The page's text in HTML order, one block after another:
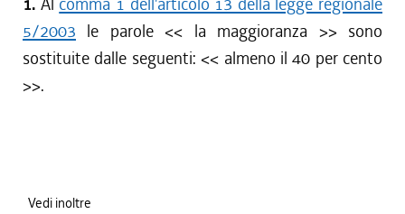
5/2003 le parole << la maggioranza >> sono
sostituite dalle seguenti: << almeno il 40 per cento
>>.
Vedi inoltre